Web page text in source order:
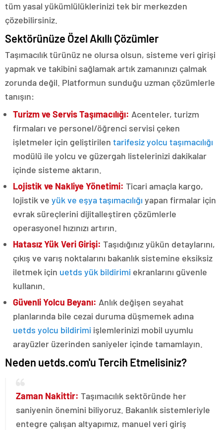
tüm yasal yükümlülüklerinizi tek bir merkezden
çözebilirsiniz.
Sektörünüze Özel Akıllı Çözümler
Taşımacılık türünüz ne olursa olsun, sisteme veri girişi
yapmak ve takibini sağlamak artık zamanınızı çalmak
zorunda değil. Platformun sunduğu uzman çözümlerle
tanışın:
Turizm ve Servis Taşımacılığı: Acenteler, turizm
firmaları ve personel/öğrenci servisi çeken
işletmeler için geliştirilen tarifesiz yolcu taşımacılığı
modülü ile yolcu ve güzergah listelerinizi dakikalar
içinde sisteme aktarın.
Lojistik ve Nakliye Yönetimi: Ticari amaçla kargo,
lojistik ve yük ve eşya taşımacılığı yapan firmalar için
evrak süreçlerini dijitalleştiren çözümlerle
operasyonel hızınızı artırın.
Hatasız Yük Veri Girişi: Taşıdığınız yükün detaylarını,
çıkış ve varış noktalarını bakanlık sistemine eksiksiz
iletmek için uetds yük bildirimi ekranlarını güvenle
kullanın.
Güvenli Yolcu Beyanı: Anlık değişen seyahat
planlarında bile cezai duruma düşmemek adına
uetds yolcu bildirimi işlemlerinizi mobil uyumlu
arayüzler üzerinden saniyeler içinde tamamlayın.
Neden uetds.com'u Tercih Etmelisiniz?
Zaman Nakittir: Taşımacılık sektöründe her
saniyenin önemini biliyoruz. Bakanlık sistemleriyle
entegre çalışan altyapımız, manuel veri giriş